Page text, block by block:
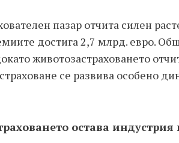
пазар отчита силен
достига 2,7 млрд. евро.
животозастраховането
се развива особено
остава индустрия